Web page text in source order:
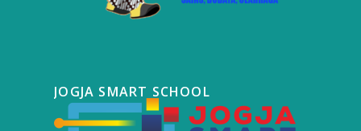
JOGJA SMART SCHOOL